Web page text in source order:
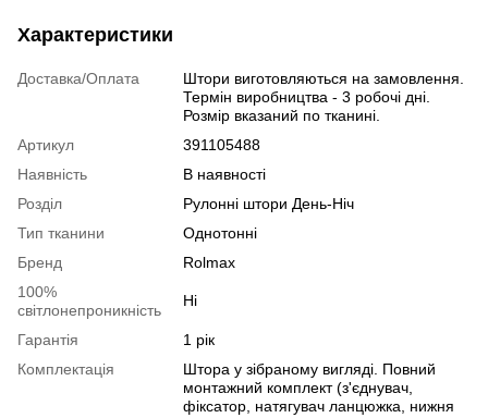
Характеристики
Доставка/Оплата
Штори виготовляються на замовлення.
Термін виробництва - 3 робочі дні.
Розмір вказаний по тканині.
Артикул
391105488
Наявність
В наявності
Розділ
Рулонні штори День-Ніч
Тип тканини
Однотонні
Бренд
Rolmax
100%
світлонепроникність
Ні
Гарантія
1 рік
Комплектація
Штора у зібраному вигляді. Повний
монтажний комплект (з'єднувач,
фіксатор, натягувач ланцюжка, нижня